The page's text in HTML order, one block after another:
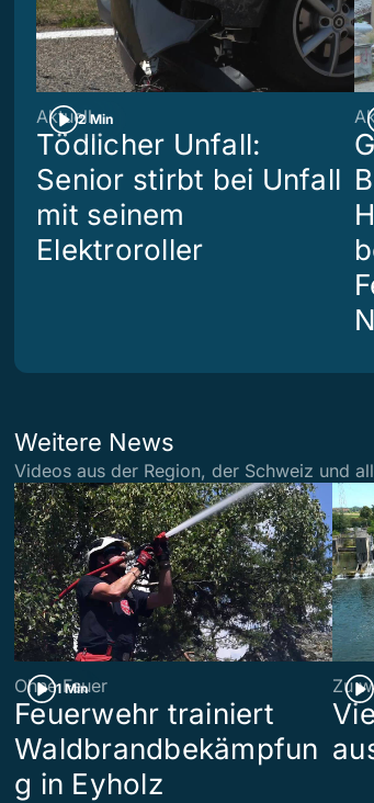
2 Min
Aktuell
Tödlicher Unfall:
Senior stirbt bei Unfall
mit seinem
Elektroroller
Weitere News
Videos aus der Region, der Schweiz und
1 Min
Ohne Feuer
Feuerwehr trainiert
Waldbrandbekämpfun
g in Eyholz
Zu